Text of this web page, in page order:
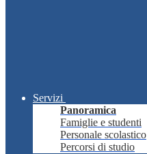
Servizi
Panoramica
Famiglie e studenti
Personale scolastico
Percorsi di studio